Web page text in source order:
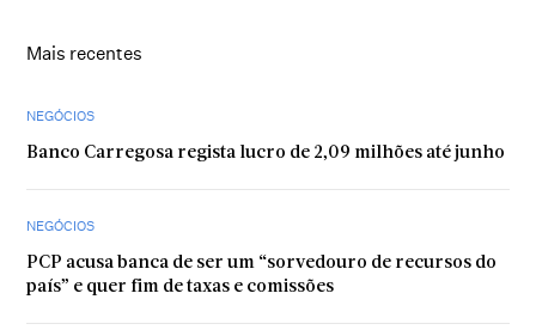
Mais recentes
NEGÓCIOS
Banco Carregosa regista lucro de 2,09 milhões até junho
NEGÓCIOS
PCP acusa banca de ser um “sorvedouro de recursos do
país” e quer fim de taxas e comissões